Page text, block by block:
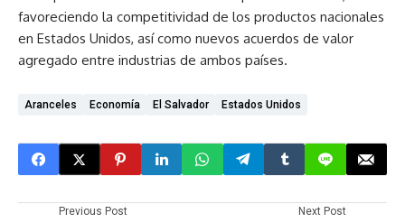
favoreciendo la competitividad de los productos nacionales
en Estados Unidos, así como nuevos acuerdos de valor
agregado entre industrias de ambos países.
Aranceles Economía El Salvador Estados Unidos
Previous Post Next Post